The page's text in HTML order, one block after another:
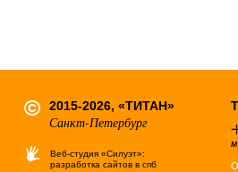
2015-2026, «ТИТАН»
Санкт-Петербург
Веб-студия «Силуэт»:
разработка сайтов в спб